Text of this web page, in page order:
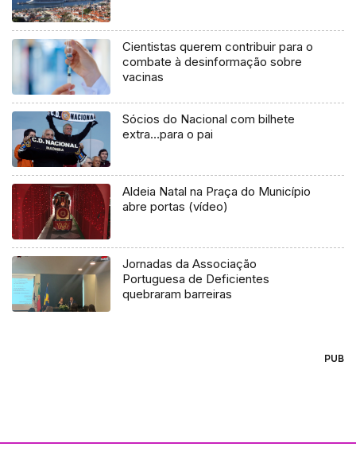
Cientistas querem contribuir para o
combate à desinformação sobre
vacinas
Sócios do Nacional com bilhete
extra…para o pai
Aldeia Natal na Praça do Município
abre portas (vídeo)
Jornadas da Associação
Portuguesa de Deficientes
quebraram barreiras
PUB